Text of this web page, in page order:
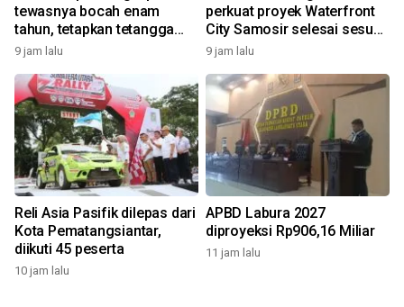
tewasnya bocah enam
tahun, tetapkan tetangga
korban sebagai tersangka
9 jam lalu
perkuat proyek Waterfront
City Samosir selesai sesuai
adendum
9 jam lalu
Reli Asia Pasifik dilepas dari
Kota Pematangsiantar,
diikuti 45 peserta
10 jam lalu
APBD Labura 2027
diproyeksi Rp906,16 Miliar
11 jam lalu